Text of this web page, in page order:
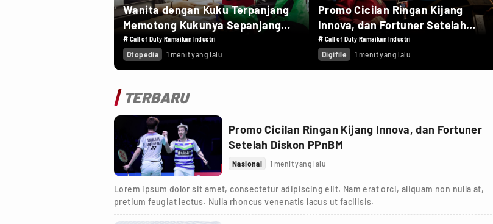
Wanita dengan Kuku Terpanjang
Memotong Kukunya Sepanjang
733 cm
# Call of Duty Ramaikan Industri
Otopedia 1 menit yang lalu
Promo Cicilan Ringan Kijang
Innova, dan Fortuner Setelah
Diskon PPnBM
# Call of Duty Ramaikan Industri
Digifile 1 menit yang lalu
TERBARU
Promo Cicilan Ringan Kijang Innova, dan Fortuner
Setelah Diskon PPnBM
Nasional 1 menit yang lalu
Lorem ipsum dolor sit amet, consectetur adipiscing elit. Nam erat orci, aliquam non nulla at,
pretium feugiat lectus. Nulla rhoncus venenatis lacus ut facilisis.